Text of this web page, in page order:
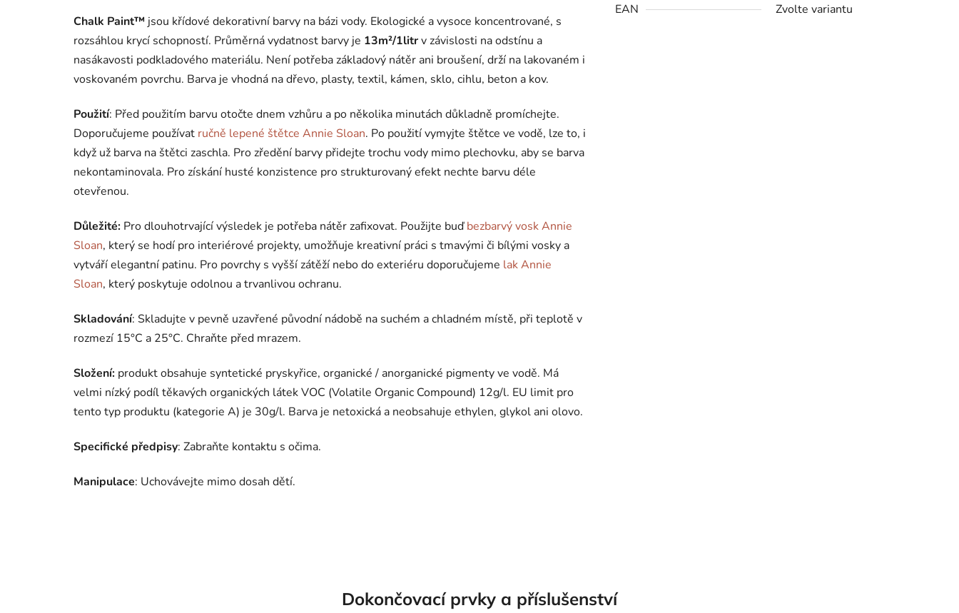
Chalk Paint™ jsou křídové dekorativní barvy na bázi vody. Ekologické a vysoce koncentrované, s
rozsáhlou krycí schopností. Průměrná vydatnost barvy je 13m²/1litrv závislosti na odstínu a
nasákavosti podkladového materiálu. Není potřeba základový nátěr ani broušení, drží na lakovaném i
voskovaném povrchu. Barva je vhodná na dřevo, plasty, textil, kámen, sklo, cihlu, beton a kov.
Použití: Před použitím barvu otočte dnem vzhůru a po několika minutách důkladně promíchejte.
Doporučujeme používat ručně lepené štětce Annie Sloan. Po použití vymyjte štětce ve vodě, lze to, i
když už barva na štětci zaschla. Pro zředění barvy přidejte trochu vody mimo plechovku, aby se barva
nekontaminovala. Pro získání husté konzistence pro strukturovaný efekt nechte barvu déle
otevřenou.
Důležité: Pro dlouhotrvající výsledek je potřeba nátěr zafixovat. Použijte buďbezbarvý vosk Annie
Sloan, který se hodí pro interiérové projekty, umožňuje kreativní práci s tmavými či bílými vosky a
vytváří elegantní patinu. Pro povrchy s vyšší zátěží nebo do exteriéru doporučujeme lak Annie
Sloan, který poskytuje odolnou a trvanlivou ochranu.
Skladování: Skladujte v pevně uzavřené původní nádobě na suchém a chladném místě, při teplotě v
rozmezí 15°C a 25°C. Chraňte před mrazem.
Složení: produkt obsahuje syntetické pryskyřice, organické / anorganické pigmenty ve vodě. Má
velmi nízký podíl těkavých organických látek VOC (Volatile Organic Compound) 12g/l. EU limit pro
tento typ produktu (kategorie A) je 30g/l. Barva je netoxická a neobsahuje ethylen, glykol ani olovo.
Specifické předpisy: Zabraňte kontaktu s očima.
Manipulace: Uchovávejte mimo dosah dětí.
EAN
Zvolte variantu
Dokončovací prvky a příslušenství